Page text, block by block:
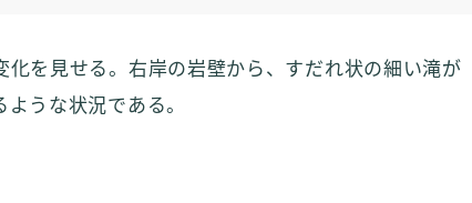
を見せる。右岸の岩壁から、すだれ状の細い滝が
うな状況である。